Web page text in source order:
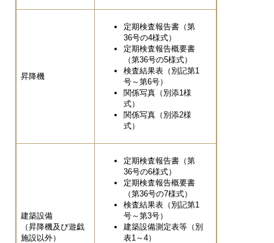
昇降機
定期検査報告書（第
36号の4様式）
定期検査報告概要書
（第36号の5様式）
検査結果表（別記第1
号～第6号）
関係写真（別添1様
式）
関係写真（別添2様
式）
建築設備
（昇降機及び遊戯
施設以外）
定期検査報告書（第
36号の6様式）
定期検査報告概要書
（第36号の7様式）
検査結果表（別記第1
号～第3号）
建築設備測定表等（別
表1～4）